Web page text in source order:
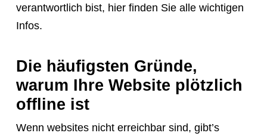
verantwortlich bist, hier finden Sie alle wichtigen
Infos.
Die häufigsten Gründe,
warum Ihre Website plötzlich
offline ist
Wenn websites nicht erreichbar sind, gibt’s
web
design
NOT